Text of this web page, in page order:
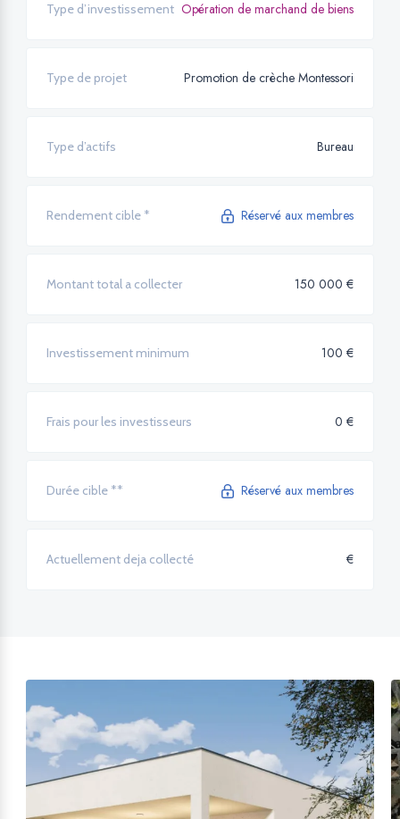
Type d’investissement Opération de marchand de biens
Type de projet Promotion de crèche Montessori
Type d’actifs Bureau
Rendement cible * Réservé aux membres
Montant total a collecter 150 000 €
Investissement minimum 100 €
Frais pour les investisseurs 0 €
Durée cible ** Réservé aux membres
Actuellement deja collecté €